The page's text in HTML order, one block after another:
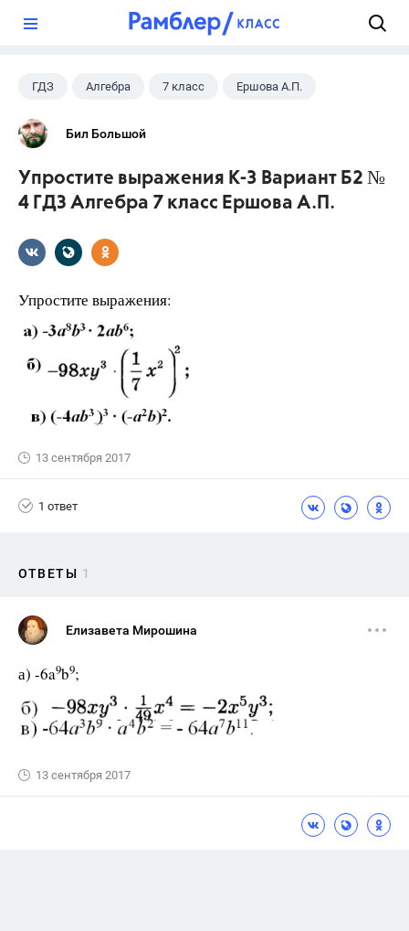
ГДЗ Алгебра 7 класс Ершова А.П.
Бил Большой
Упростите выражения К-3 Вариант Б2 №
4 ГДЗ Алгебра 7 класс Ершова А.П.
Упростите выражения:
13 сентября 2017
1 ответ
ОТВЕТЫ 1
Елизавета Мирошина
а) -6a9b9;
13 сентября 2017